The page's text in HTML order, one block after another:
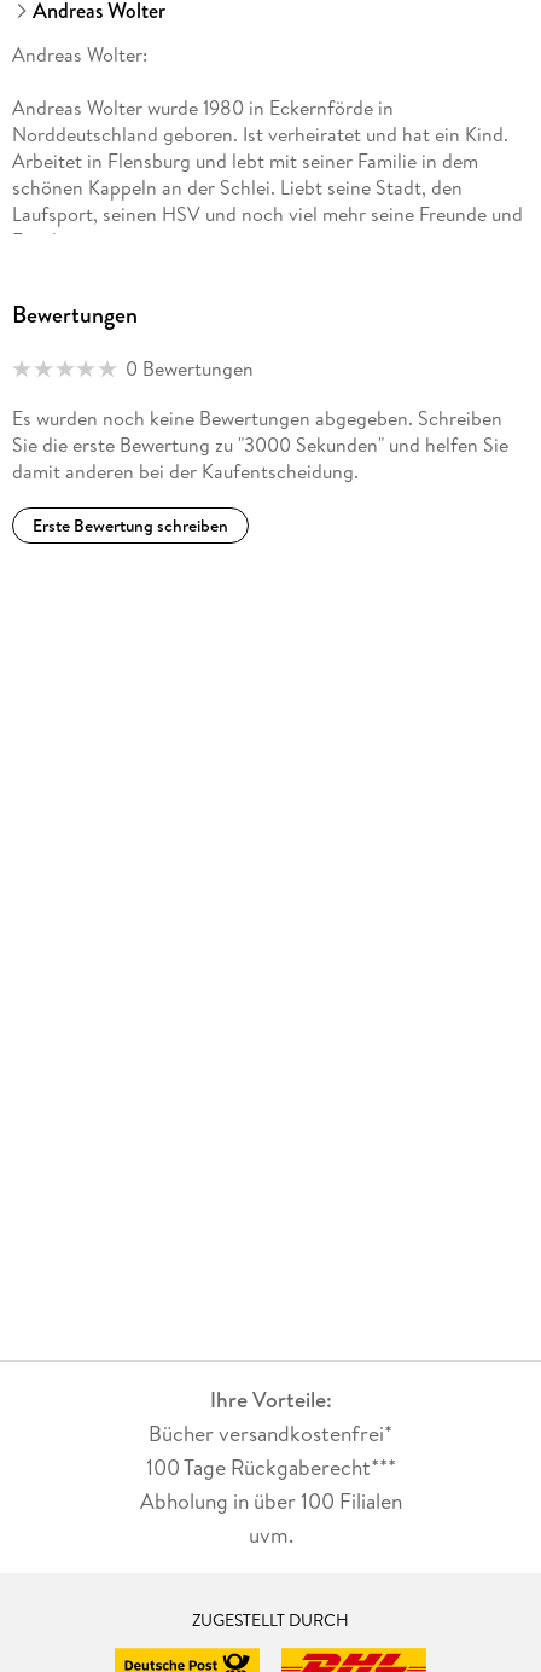
Andreas Wolter
Andreas Wolter:
Andreas Wolter wurde 1980 in Eckernförde in
Norddeutschland geboren. Ist verheiratet und hat ein Kind.
Arbeitet in Flensburg und lebt mit seiner Familie in dem
schönen Kappeln an der Schlei. Liebt seine Stadt, den
Laufsport, seinen HSV und noch viel mehr seine Freunde und
Familie.
Bewertungen
0 Bewertungen
Es wurden noch keine Bewertungen abgegeben. Schreiben
Sie die erste Bewertung zu "3000 Sekunden" und helfen Sie
damit anderen bei der Kaufentscheidung.
Erste Bewertung schreiben
Ihre Vorteile:
Bücher versandkostenfrei*
100 Tage Rückgaberecht***
Abholung in über 100 Filialen
uvm.
ZUGESTELLT DURCH